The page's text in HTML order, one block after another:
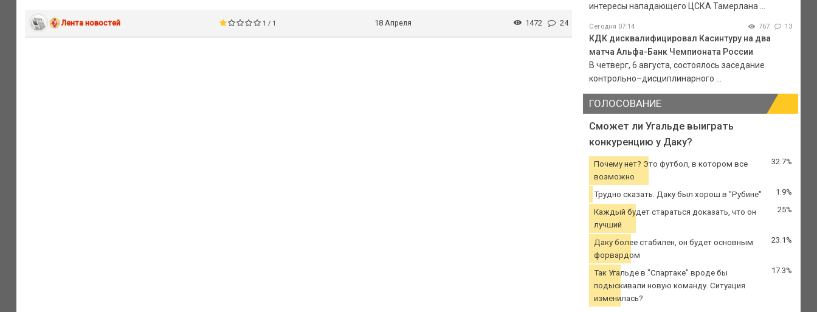
Лента новостей 1 / 1 18 Апреля 1472 24
интересы нападающего ЦСКА Тамерлана ...
Сегодня 07:14 767 13
КДК дисквалифицировал Касинтуру на два
матча Альфа-Банк Чемпионата России
В четверг, 6 августа, состоялось заседание
контрольно–дисциплинарного ...
ГОЛОСОВАНИЕ
Сможет ли Угальде выиграть
конкуренцию у Даку?
Почему нет? Это футбол, в котором все
возможно
32.7%
Трудно сказать. Даку был хорош в "Рубине" 1.9%
Каждый будет стараться доказать, что он
лучший
25%
Даку более стабилен, он будет основным
форвардом
23.1%
Так Угальде в "Спартаке" вроде бы
подыскивали новую команду. Ситуация
изменилась?
17.3%